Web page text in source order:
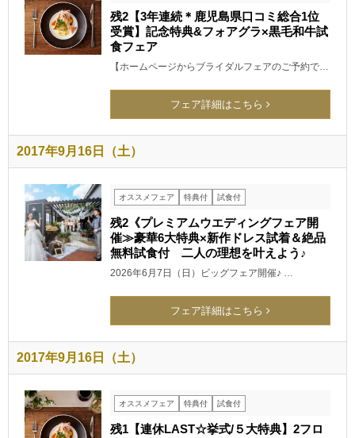
残2【3年連続＊鹿児島県口コミ総合1位
受賞】記念特典&フォアグラ×黒毛和牛試
食フェア
【ホームページからブライダルフェアのご予約で…
フェア詳細はこちら
2017年9月16日（土）
オススメフェア 特典付 試食付
残2《プレミアムウエディングフェア開
催≫豪華6大特典×新作ドレス試着＆絶品
無料試食付 二人の理想を叶えよう♪
2026年6月7日（日）ビッグフェア開催♪ …
フェア詳細はこちら
2017年9月16日（土）
オススメフェア 特典付 試食付
残1【連休LAST☆挙式/５大特典】2フロ